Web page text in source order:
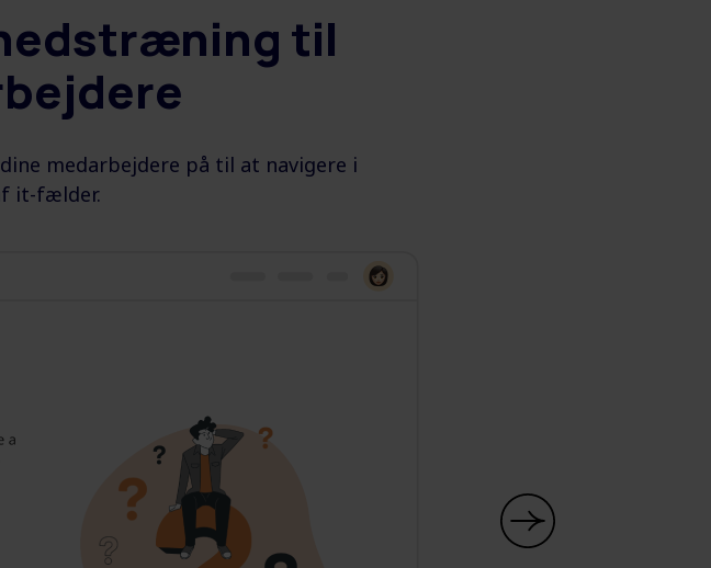
til
medarbejdere på til at navigere i
it-fælder.